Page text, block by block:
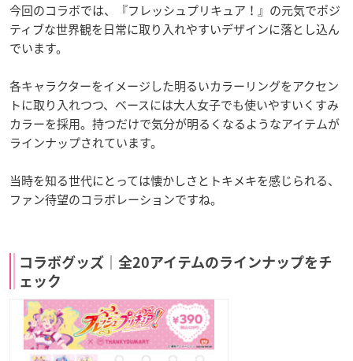
今回のコラボでは、『フレッシュプリキュア！』の元気でポジ
ティブな世界観を日常に取り入れやすいデザインに落とし込ん
でいます。
各キャラクターをイメージした明るいカラーリングをアクセン
トに取り入れつつ、ベースには大人女子でも使いやすいくすみ
カラーを採用。持つだけで気分が明るくなるようなアイテムが
ラインナップされています。
当時を知る世代にとっては懐かしさとトキメキを感じられる、
ファン待望のコラボレーションですね。
コラボグッズ｜全20アイテムのラインナップをチ
ェック